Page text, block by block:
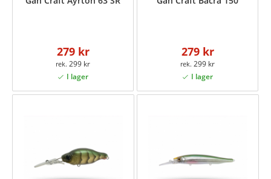
279 kr
299 kr
279 kr
299 kr